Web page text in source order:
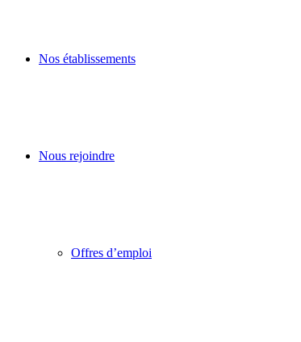
Nos établissements
Nous rejoindre
Offres d’emploi